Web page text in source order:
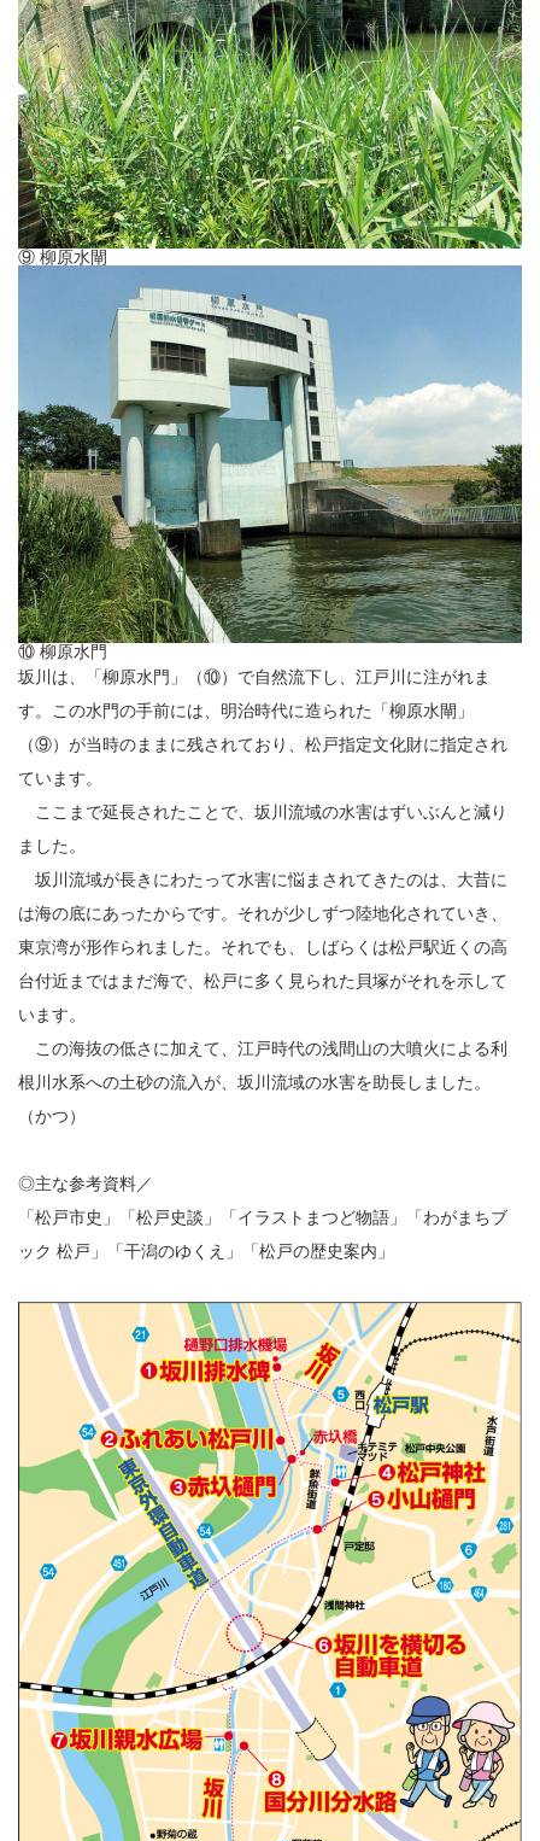
⑨ 柳原水閘
⑩ 柳原水門
坂川は、「柳原水門」（⑩）で自然流下し、江戸川に注がれま
す。この水門の手前には、明治時代に造られた「柳原水閘」
（⑨）が当時のままに残されており、松戸指定文化財に指定され
ています。
ここまで延長されたことで、坂川流域の水害はずいぶんと減り
ました。
坂川流域が長きにわたって水害に悩まされてきたのは、大昔に
は海の底にあったからです。それが少しずつ陸地化されていき、
東京湾が形作られました。それでも、しばらくは松戸駅近くの高
台付近まではまだ海で、松戸に多く見られた貝塚がそれを示して
います。
この海抜の低さに加えて、江戸時代の浅間山の大噴火による利
根川水系への土砂の流入が、坂川流域の水害を助長しました。
（かつ）
◎主な参考資料／
「松戸市史」「松戸史談」「イラストまつど物語」「わがまちブ
ック 松戸」「干潟のゆくえ」「松戸の歴史案内」